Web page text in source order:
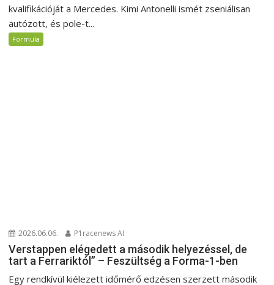
kvalifikációját a Mercedes. Kimi Antonelli ismét zseniálisan
autózott, és pole-t...
Formula
2026.06.06. P1racenews AI
Verstappen elégedett a második helyezéssel, de
tart a Ferrariktól” – Feszültség a Forma-1-ben
Egy rendkívül kiélezett időmérő edzésen szerzett második